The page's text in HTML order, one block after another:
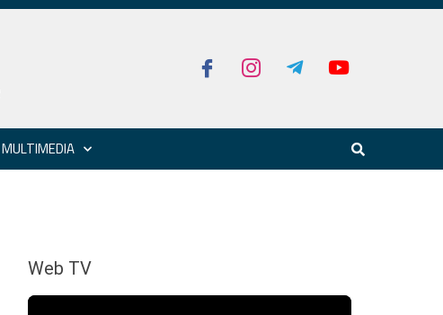
MULTIMEDIA
Web TV